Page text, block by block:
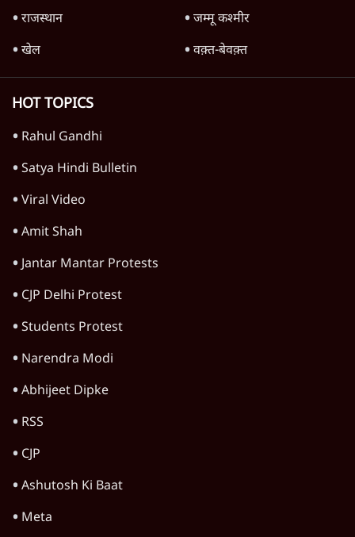
राजस्थान
जम्मू कश्मीर
खेल
वक़्त-बेवक़्त
HOT TOPICS
Rahul Gandhi
Satya Hindi Bulletin
Viral Video
Amit Shah
Jantar Mantar Protests
CJP Delhi Protest
Students Protest
Narendra Modi
Abhijeet Dipke
RSS
CJP
Ashutosh Ki Baat
Meta